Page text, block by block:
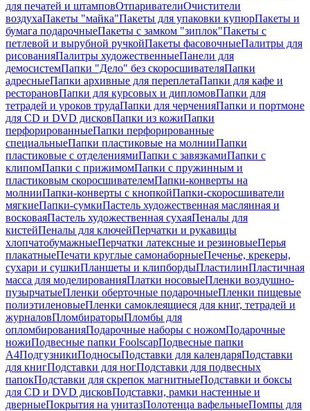
для печатей и штамповОтпаривателиОчистители
воздухаПакеты "майка"Пакеты для упаковки купюрПакеты и
бумага подарочныеПакеты с замком "зиплок"Пакеты с
петлевой и вырубной ручкойПакеты фасовочныеПалитры для
рисованияПалитры художественныеПанели для
демосистемПапки "Дело" без скоросшивателяПапки
адресныеПапки архивные для переплетаПапки для кафе и
ресторановПапки для курсовых и дипломовПапки для
тетрадей и уроков трудаПапки для черченияПапки и портмоне
для CD и DVD дисковПапки из кожиПапки
перфорированныеПапки перфорированные
специальныеПапки пластиковые на молнииПапки
пластиковые с отделениямиПапки с завязкамиПапки с
клипомПапки с прижимомПапки с пружинным и
пластиковым скоросшивателемПапки-конверты на
молнииПапки-конверты с кнопкойПапки-скоросшиватели
мягкиеПапки-сумкиПастель художественная маслянная и
восковаяПастель художественная сухаяПеналы для
кистейПеналы для ключейПерчатки и рукавицы
хлопчатобумажныеПерчатки латексные и резиновыеПерья
плакатныеПечати круглые самонаборныеПеченье, крекеры,
сухари и сушкиПланшеты и клипбордыПластилинПластичная
масса для моделированияПлатки носовыеПленки воздушно-
пузырчатыеПленки оберточные подарочныеПленки пищевые
полиэтиленовыеПленки самоклеящиеся для книг, тетрадей и
журналовПломбираторыПломбы для
опломбированияПодарочные наборы с ножомПодарочные
ножиПодвесные папки FoolscapПодвесные папки
А4ПодгузникиПодносыПодставки для календаряПодставки
для книгПодставки для ногПодставки для подвесных
папокПодставки для скрепок магнитныеПодставки и боксы
для CD и DVD дисковПодставки, рамки настенные и
дверныеПокрытия на унитазПолотенца вафельныеПомпы для